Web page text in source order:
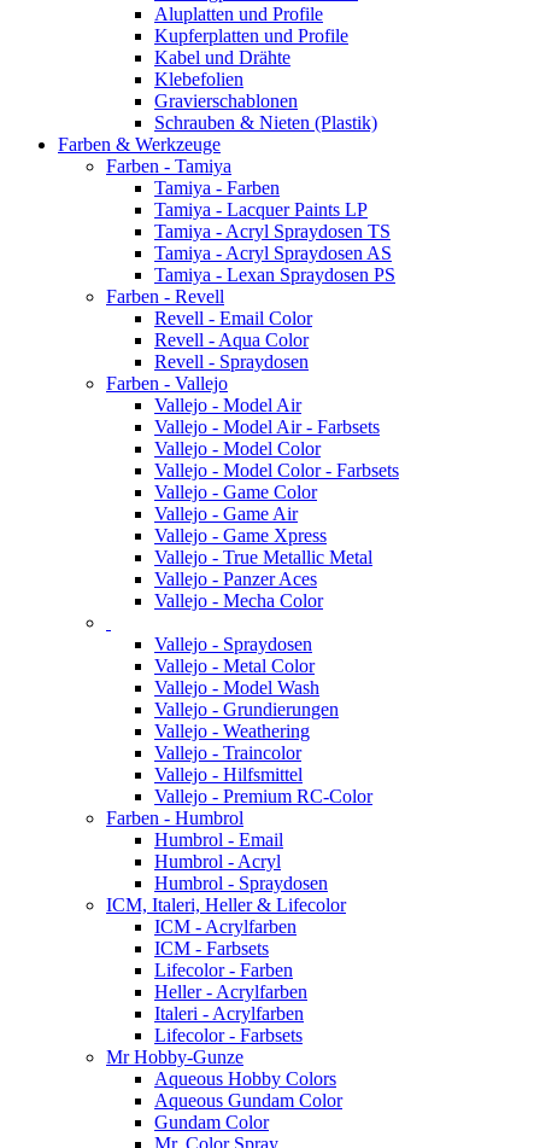
Aluplatten und Profile
Kupferplatten und Profile
Kabel und Drähte
Klebefolien
Gravierschablonen
Schrauben & Nieten (Plastik)
Farben & Werkzeuge
Farben - Tamiya
Tamiya - Farben
Tamiya - Lacquer Paints LP
Tamiya - Acryl Spraydosen TS
Tamiya - Acryl Spraydosen AS
Tamiya - Lexan Spraydosen PS
Farben - Revell
Revell - Email Color
Revell - Aqua Color
Revell - Spraydosen
Farben - Vallejo
Vallejo - Model Air
Vallejo - Model Air - Farbsets
Vallejo - Model Color
Vallejo - Model Color - Farbsets
Vallejo - Game Color
Vallejo - Game Air
Vallejo - Game Xpress
Vallejo - True Metallic Metal
Vallejo - Panzer Aces
Vallejo - Mecha Color
Vallejo - Spraydosen
Vallejo - Metal Color
Vallejo - Model Wash
Vallejo - Grundierungen
Vallejo - Weathering
Vallejo - Traincolor
Vallejo - Hilfsmittel
Vallejo - Premium RC-Color
Farben - Humbrol
Humbrol - Email
Humbrol - Acryl
Humbrol - Spraydosen
ICM, Italeri, Heller & Lifecolor
ICM - Acrylfarben
ICM - Farbsets
Lifecolor - Farben
Heller - Acrylfarben
Italeri - Acrylfarben
Lifecolor - Farbsets
Mr Hobby-Gunze
Aqueous Hobby Colors
Aqueous Gundam Color
Gundam Color
Mr. Color Spray